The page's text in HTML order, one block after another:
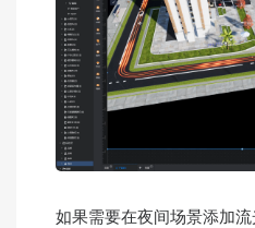
如果需要在夜间场景添加